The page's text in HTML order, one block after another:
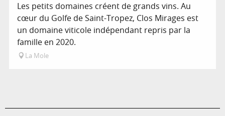
Est proposé par l'offre "tout compris"...
Les petits domaines créent de grands vins. Au
cœur du Golfe de Saint-Tropez, Clos Mirages est
un domaine viticole indépendant repris par la
famille en 2020.
La Mole